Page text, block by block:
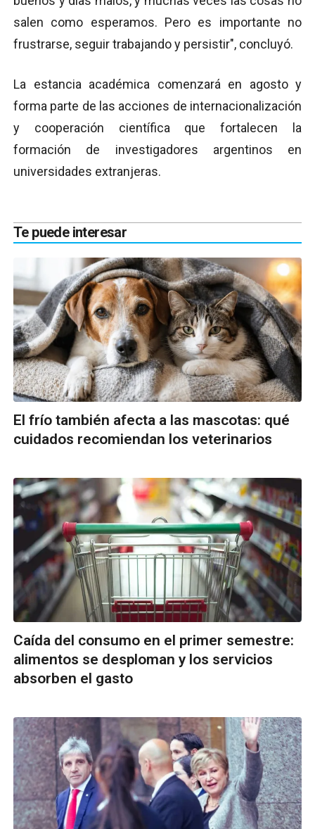
salen como esperamos. Pero es importante no
frustrarse, seguir trabajando y persistir", concluyó.
La estancia académica comenzará en agosto y
forma parte de las acciones de internacionalización
y cooperación científica que fortalecen la
formación de investigadores argentinos en
universidades extranjeras.
Te puede interesar
El frío también afecta a las mascotas: qué
cuidados recomiendan los veterinarios
Caída del consumo en el primer semestre:
alimentos se desploman y los servicios
absorben el gasto